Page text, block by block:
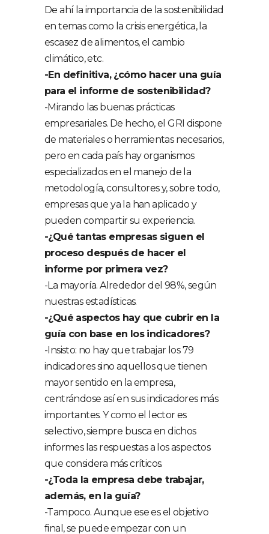
De ahí la importancia de la sostenibilidad
en temas como la crisis energética, la
escasez de alimentos, el cambio
climático, etc.
-En definitiva, ¿cómo hacer una guía
para el informe de sostenibilidad?
-Mirando las buenas prácticas
empresariales. De hecho, el GRI dispone
de materiales o herramientas necesarios,
pero en cada país hay organismos
especializados en el manejo de la
metodología, consultores y, sobre todo,
empresas que ya la han aplicado y
pueden compartir su experiencia.
-¿Qué tantas empresas siguen el
proceso después de hacer el
informe por primera vez?
-La mayoría. Alrededor del 98%, según
nuestras estadísticas.
-¿Qué aspectos hay que cubrir en la
guía con base en los indicadores?
-Insisto: no hay que trabajar los 79
indicadores sino aquellos que tienen
mayor sentido en la empresa,
centrándose así en sus indicadores más
importantes. Y como el lector es
selectivo, siempre busca en dichos
informes las respuestas a los aspectos
que considera más críticos.
-¿Toda la empresa debe trabajar,
además, en la guía?
-Tampoco. Aunque ese es el objetivo
final, se puede empezar con un